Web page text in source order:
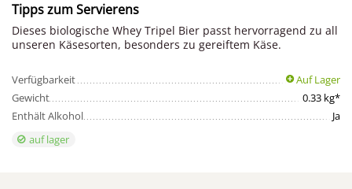
Tipps zum Servierens
Dieses biologische Whey Tripel Bier passt hervorragend zu all
unseren Käsesorten, besonders zu gereiftem Käse.
Verfügbarkeit
Auf Lager
Gewicht
0.33 kg*
Enthält Alkohol
Ja
auf lager